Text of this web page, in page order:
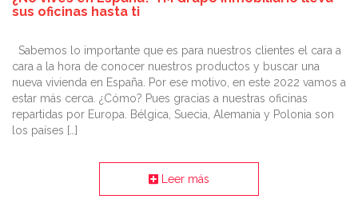
sus oficinas hasta ti
Sabemos lo importante que es para nuestros clientes el cara a
cara a la hora de conocer nuestros productos y buscar una
nueva vivienda en España. Por ese motivo, en este 2022 vamos a
estar más cerca. ¿Cómo? Pues gracias a nuestras oficinas
repartidas por Europa. Bélgica, Suecia, Alemania y Polonia son
los países […]
Leer más